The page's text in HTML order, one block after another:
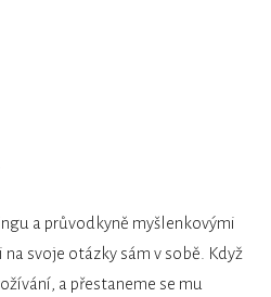
a průvodkyně myšlenkovými
svoje otázky sám v sobě. Když
a přestaneme se mu